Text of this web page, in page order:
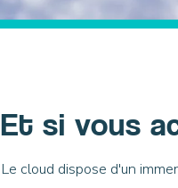
Et si vous
Le cloud dispose d'un